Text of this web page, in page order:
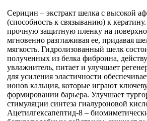
Серицин – экстракт шелка с высокой
(способность к связыванию) к
прочную защитную пленку на
мгновенно разглаживая ее, придавая
мягкость. Гидролизованный шелк
полученных из белка фиброина,
увлажнитель, питает и улучшает
для усиления эластичности
ионов кальция, которые играют
формировании барьера. Улучшает
стимуляции синтеза гиалуроновой
Ацетилгексапептид-8 –